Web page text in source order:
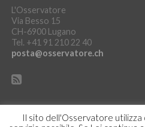
L'Osservatore
Via Besso 15
CH-6900 Lugano
Tel. +41 91 210 22 40
posta@osservatore.ch
Il sito dell'Osservatore utilizza